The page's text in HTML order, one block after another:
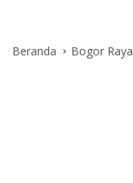
Beranda Bogor Raya